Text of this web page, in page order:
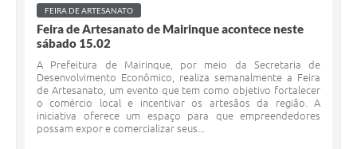
FEIRA DE ARTESANATO
Feira de Artesanato de Mairinque acontece neste
sábado 15.02
A Prefeitura de Mairinque, por meio da Secretaria de
Desenvolvimento Econômico, realiza semanalmente a Feira
de Artesanato, um evento que tem como objetivo fortalecer
o comércio local e incentivar os artesãos da região. A
iniciativa oferece um espaço para que empreendedores
possam expor e comercializar seus...